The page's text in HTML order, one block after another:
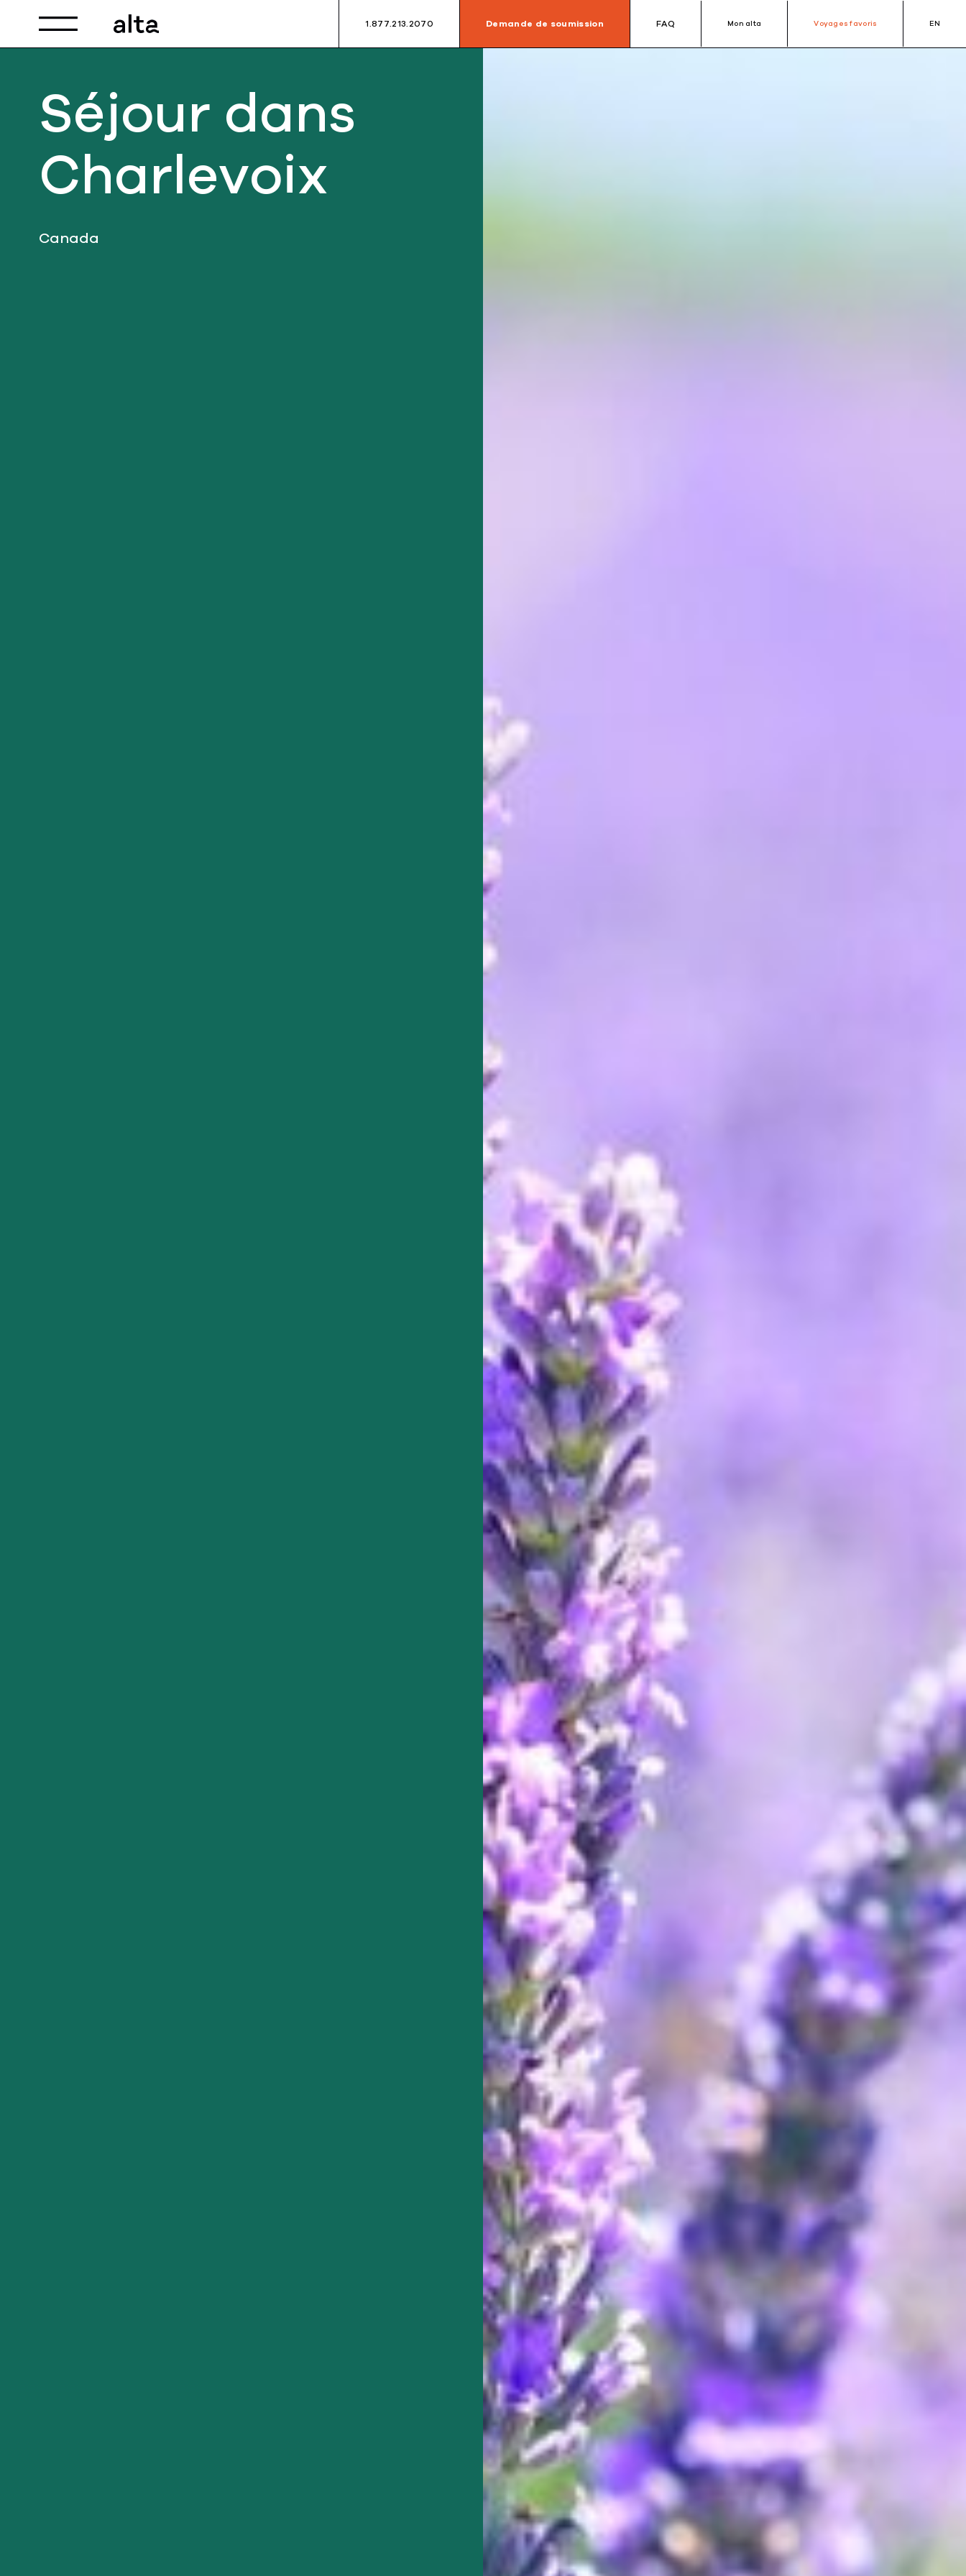
Toggle navigation 1.877.213.2070 Demande de soumission FAQ Mon alta Voyages favoris EN
Séjour dans
Charlevoix
Canada